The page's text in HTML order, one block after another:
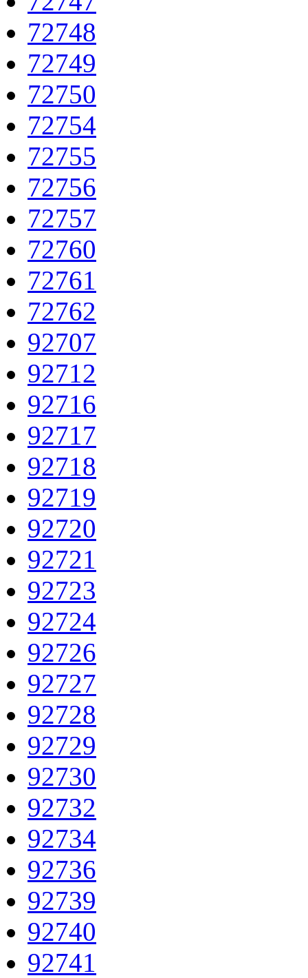
72748
72749
72750
72754
72755
72756
72757
72760
72761
72762
92707
92712
92716
92717
92718
92719
92720
92721
92723
92724
92726
92727
92728
92729
92730
92732
92734
92736
92739
92740
92741